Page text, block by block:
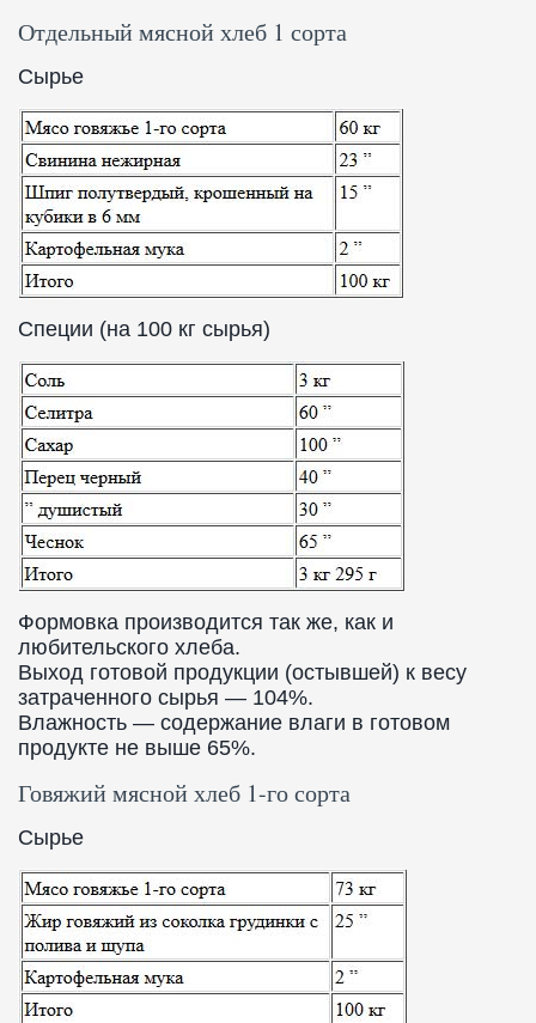
Отдельный мясной хлеб 1 сорта
Сырье
Специи (на 100 кг сырья)
Формовка производится так же, как и
любительского хлеба.
Выход готовой продукции (остывшей) к весу
затраченного сырья — 104%.
Влажность — содержание влаги в готовом
продукте не выше 65%.
Говяжий мясной хлеб 1-го сорта
Сырье